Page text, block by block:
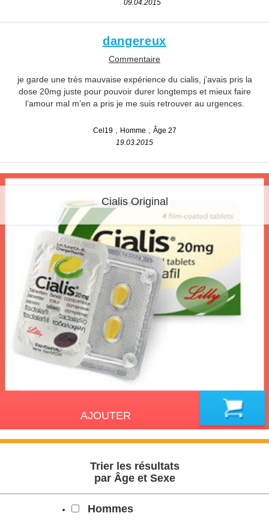
09.04.2015
dangereux
Commentaire
je garde une très mauvaise expérience du cialis, j’avais pris la
dose 20mg juste pour pouvoir durer longtemps et mieux faire
l’amour mal m’en a pris je me suis retrouver au urgences.
Cel19 Homme
Âge 27
19.03.2015
Cialis Original
AJOUTER
Trier les résultats
par Âge et Sexe
Hommes